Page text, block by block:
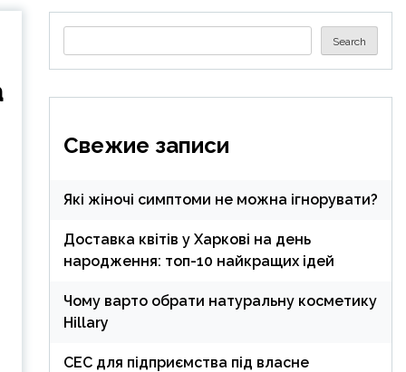
Search
Свежие записи
Які жіночі симптоми не можна ігнорувати?
Доставка квітів у Харкові на день
народження: топ-10 найкращих ідей
Чому варто обрати натуральну косметику
Hillary
СЕС для підприємства під власне